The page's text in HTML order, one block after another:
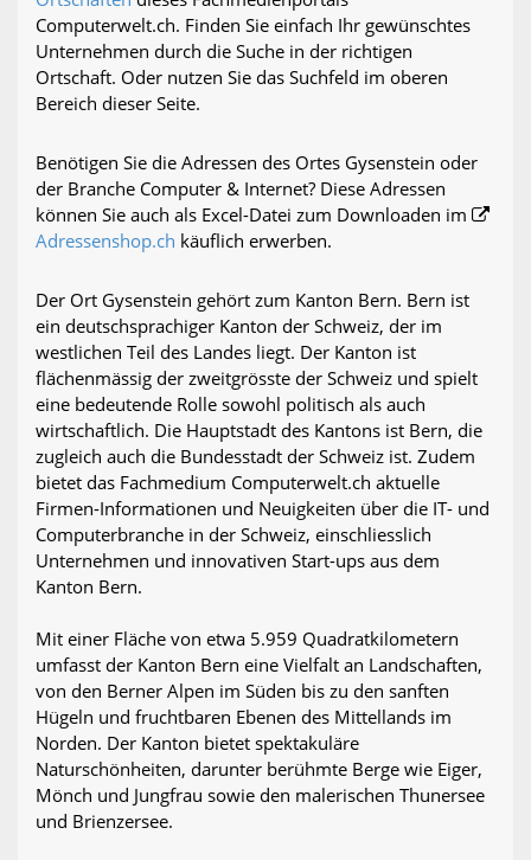
Computerwelt.ch. Finden Sie einfach Ihr gewünschtes
Unternehmen durch die Suche in der richtigen
Ortschaft. Oder nutzen Sie das Suchfeld im oberen
Bereich dieser Seite.
Benötigen Sie die Adressen des Ortes Gysenstein oder
der Branche Computer & Internet? Diese Adressen
können Sie auch als Excel-Datei zum Downloaden im
Adressenshop.ch käuflich erwerben.
Der Ort Gysenstein gehört zum Kanton Bern. Bern ist
ein deutschsprachiger Kanton der Schweiz, der im
westlichen Teil des Landes liegt. Der Kanton ist
flächenmässig der zweitgrösste der Schweiz und spielt
eine bedeutende Rolle sowohl politisch als auch
wirtschaftlich. Die Hauptstadt des Kantons ist Bern, die
zugleich auch die Bundesstadt der Schweiz ist. Zudem
bietet das Fachmedium Computerwelt.ch aktuelle
Firmen-Informationen und Neuigkeiten über die IT- und
Computerbranche in der Schweiz, einschliesslich
Unternehmen und innovativen Start-ups aus dem
Kanton Bern.
Mit einer Fläche von etwa 5.959 Quadratkilometern
umfasst der Kanton Bern eine Vielfalt an Landschaften,
von den Berner Alpen im Süden bis zu den sanften
Hügeln und fruchtbaren Ebenen des Mittellands im
Norden. Der Kanton bietet spektakuläre
Naturschönheiten, darunter berühmte Berge wie Eiger,
Mönch und Jungfrau sowie den malerischen Thunersee
und Brienzersee.